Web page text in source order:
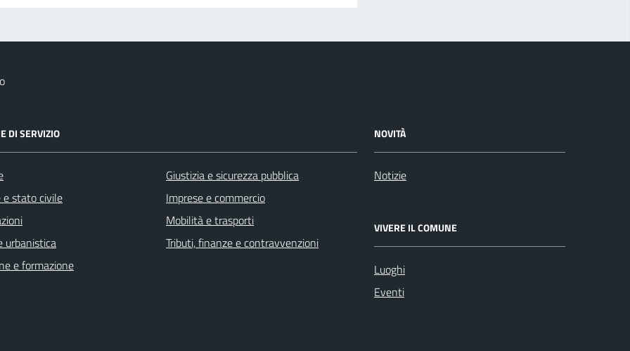
DI SERVIZIO
e stato civile
urbanistica
e formazione
Giustizia e sicurezza pubblica
Imprese e commercio
Mobilità e trasporti
Tributi, finanze e contravvenzioni
NOVITÀ
Notizie
VIVERE IL COMUNE
Luoghi
Eventi